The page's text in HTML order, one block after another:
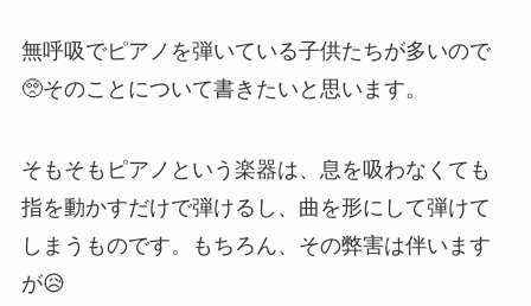
無呼吸でピアノを弾いている子供たちが多いので
🥺そのことについて書きたいと思います。
そもそもピアノという楽器は、息を吸わなくても
指を動かすだけで弾けるし、曲を形にして弾けて
しまうものです。もちろん、その弊害は伴います
が😥